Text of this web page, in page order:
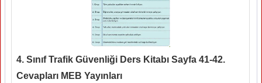
4. Sınıf Trafik Güvenliği Ders Kitabı Sayfa 41-42.
Cevapları MEB Yayınları